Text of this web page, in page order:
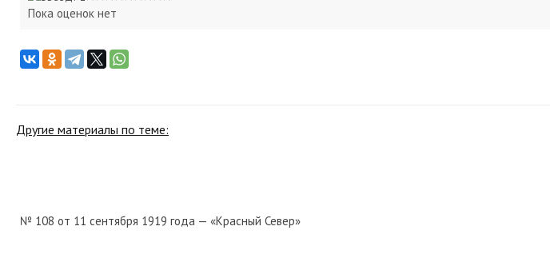
Пока оценок нет
Другие материалы по теме:
№ 108 от 11 сентября 1919 года — «Красный Север»